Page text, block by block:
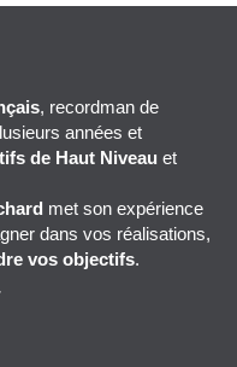
, recordman de
années et
de Haut Niveau et
met son expérience
dans vos réalisations,
vos objectifs.